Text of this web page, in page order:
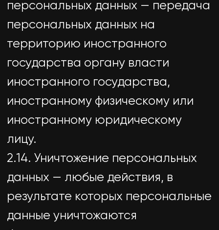
запросы субъектов персональных
представителей в соответствии с
требованиями Закона о
персональных данных;
орган по защите прав субъектов
персональных данных по запросу
информацию в течение 10 дней с
даты получения такого запроса;
— публиковать или иным образом
доступ к настоящей Политике в
отношении обработки
— принимать правовые,